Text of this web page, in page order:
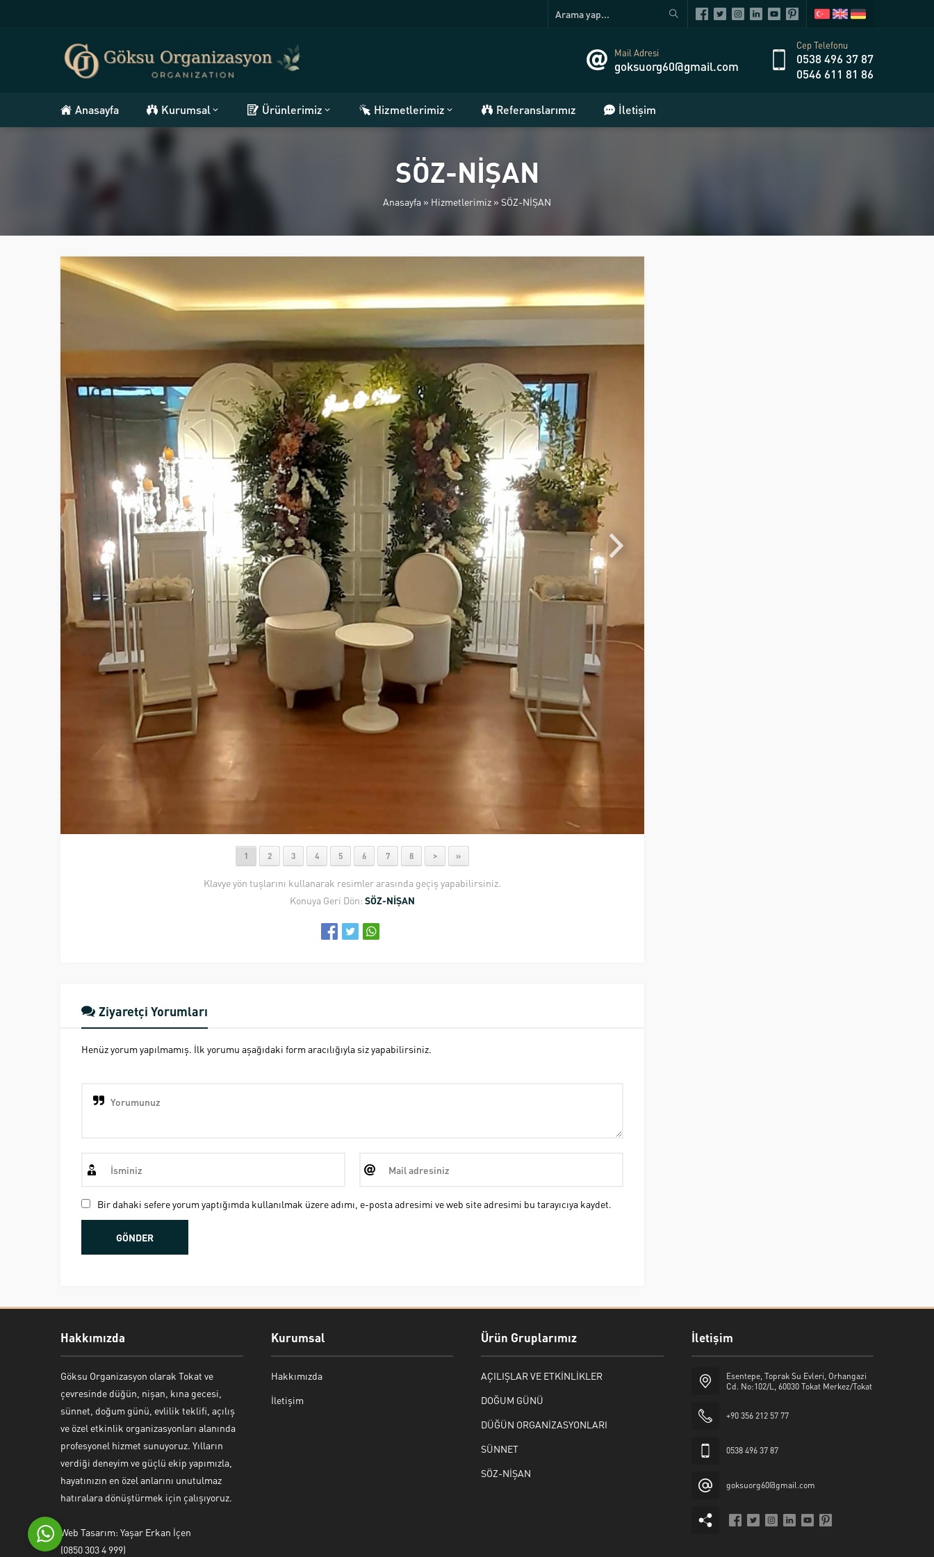
Mail Adresi
goksuorg60@gmail.com
Cep Telefonu
0538 496 37 87
0546 611 81 86
Anasayfa Kurumsal Ürünlerimiz Hizmetlerimiz Referanslarımız İletişim
SÖZ-NİŞAN
Anasayfa » Hizmetlerimiz » SÖZ-NİŞAN
1 2 3 4 5 6 7 8 > »
Klavye yön tuşlarını kullanarak resimler arasında geçiş yapabilirsiniz.
Konuya Geri Dön: SÖZ-NİŞAN
Ziyaretçi Yorumları
Henüz yorum yapılmamış. İlk yorumu aşağıdaki form aracılığıyla siz yapabilirsiniz.
Bir dahaki sefere yorum yaptığımda kullanılmak üzere adımı, e-posta adresimi ve web site adresimi bu tarayıcıya kaydet.
Hakkımızda
Göksu Organizasyon olarak Tokat ve
çevresinde düğün, nişan, kına gecesi,
sünnet, doğum günü, evlilik teklifi, açılış
ve özel etkinlik organizasyonları alanında
profesyonel hizmet sunuyoruz. Yılların
verdiği deneyim ve güçlü ekip yapımızla,
hayatınızın en özel anlarını unutulmaz
hatıralara dönüştürmek için çalışıyoruz.
Web Tasarım: Yaşar Erkan İçen
(0850 303 4 999)
Kurumsal
Hakkımızda
İletişim
Ürün Gruplarımız
AÇILIŞLAR VE ETKİNLİKLER
DOĞUM GÜNÜ
DÜĞÜN ORGANİZASYONLARI
SÜNNET
SÖZ-NİŞAN
İletişim
Esentepe, Toprak Su Evleri, Orhangazi
Cd. No:102/L, 60030 Tokat Merkez/Tokat
+90 356 212 57 77
0538 496 37 87
goksuorg60@gmail.com
Bekir Kiper
Cevap Yaz